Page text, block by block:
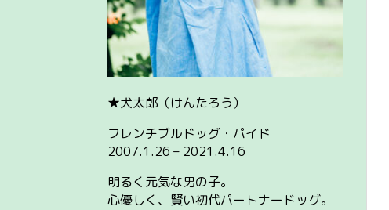
★犬太郎（けんたろう）
フレンチブルドッグ・パイド
2007.1.26 – 2021.4.16
明るく元気な男の子。
心優しく、賢い初代パートナードッグ。